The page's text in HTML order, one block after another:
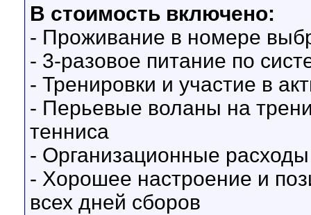
В стоимость включено:
- Проживание в номере
- 3-разовое питание по
- Тренировки и участие в
- Перьевые воланы на
тенниса
- Организационные расходы
- Хорошее настроение и
всех дней сборов